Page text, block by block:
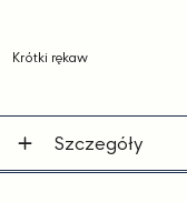
Krótki rękaw
Szczegóły